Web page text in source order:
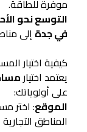
موفرة للطاقة.
التوسع نحو
في جدةإلى
كيفية اختيار
يعتمد اختيار
على أولوياتك:
الموقع: اختر
المناطق